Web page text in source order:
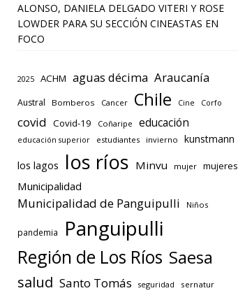
ALONSO, DANIELA DELGADO VITERI Y ROSE
LOWDER PARA SU SECCIÓN CINEASTAS EN
FOCO
2025 ACHM aguas décima Araucanía
Austral Bomberos Cancer Chile Cine Corfo
covid Covid-19 Coñaripe educación
educación superior estudiantes invierno kunstmann
los lagos los ríos Minvu mujer mujeres
Municipalidad
Municipalidad de Panguipulli Niños
pandemia Panguipulli
Región de Los Ríos Saesa
salud Santo Tomás seguridad sernatur